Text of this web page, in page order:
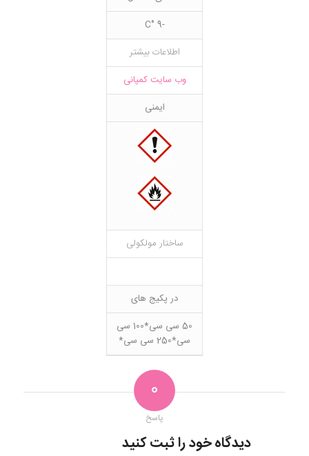
-9 °C
اطلاعات بیشتر
وب سایت کمپانی
ایمنی
ساختار مولکولی
در پکیج های
50 سی سی*100 سی
سی*250 سی سی*
0
پاسخ
دیدگاه خود را ثبت کنید